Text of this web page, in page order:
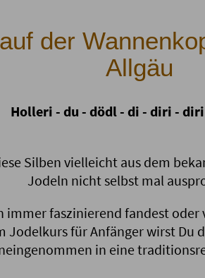
der
Allgäu
Holleri - du - dödl - di - diri -
Silben vielleicht aus dem
Jodeln nicht selbst mal
immer faszinierend fandest
Jodelkurs für Anfänger wirst Du
in eine